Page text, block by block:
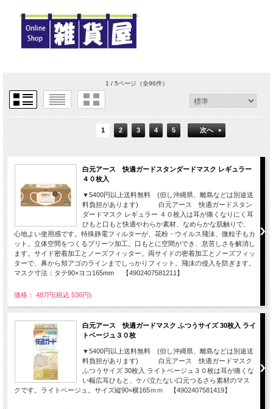
1 / 5ページ（全96件）
1 2 3 4 5 次へ
白元アース 快適ガードスタンダードマスク レギュラー
４０枚入
▼5400円以上送料無料 (但し沖縄県、離島などは別途送
料負担があります) 白元アース 快適ガードスタン
ダードマスク レギュラー ４０枚入は耳が痛くなりにく耳
ひもと口もと快適やわらか素材、なめらかな肌触りで、
心地よい使用感です。特殊静電フィルターが、花粉・ウイルス飛沫、微粒子もカ
ット。立体空間をつくるプリーツ加工。口もとに空間ができ、息苦しさを解消し
ます。サイド密着加工とノーズフィッター。両サイドの密着加工とノーズフィッ
ターで、鼻から頬アゴのラインまでしっかりフィット。飛沫の侵入を防ぎます。
マスク寸法：タテ90×ヨコ165mm 【4902407581211】
価格： 487円(税込 536円)
白元アース 快適ガードマスク ふつうサイズ 30枚入 ライ
トベージュ３０枚
▼5400円以上送料無料 (但し沖縄県、離島などは別途送
料負担があります) 白元アース 快適ガードマスク
ふつうサイズ 30枚入 ライトベージュ３０枚は耳が痛くな
い幅広耳ひもと、ケバ立たない口元つるさら素材のマス
クです。ライトベージュ。サイズ縦90×横165ｍｍ 【4902407581419】